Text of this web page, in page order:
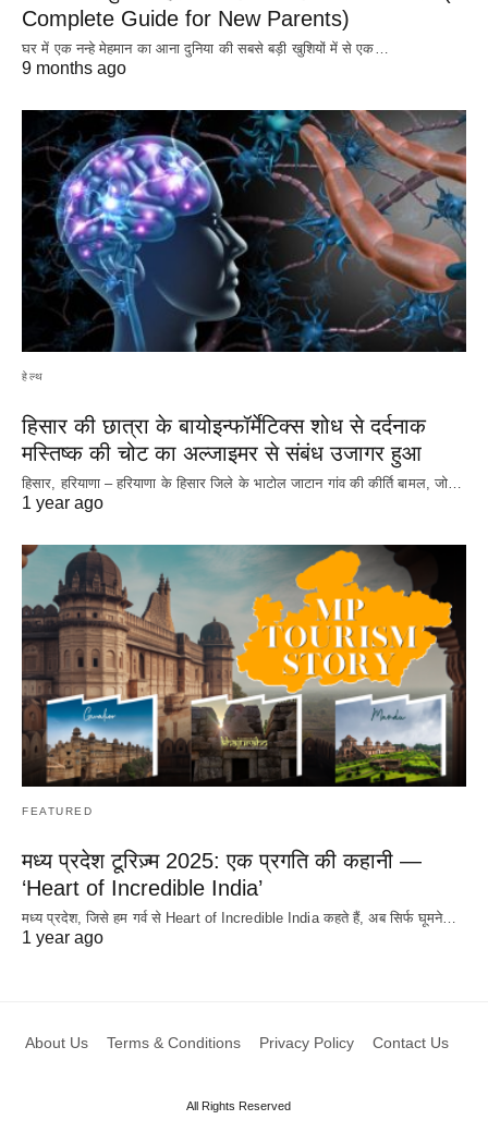
Complete Guide for New Parents)
घर में एक नन्हे मेहमान का आना दुनिया की सबसे बड़ी खुशियों में से एक…
9 months ago
हेल्थ
हिसार की छात्रा के बायोइन्फॉर्मेटिक्स शोध से दर्दनाक
मस्तिष्क की चोट का अल्जाइमर से संबंध उजागर हुआ
हिसार, हरियाणा – हरियाणा के हिसार जिले के भाटोल जाटान गांव की कीर्ति बामल, जो…
1 year ago
FEATURED
मध्य प्रदेश टूरिज़्म 2025: एक प्रगति की कहानी —
‘Heart of Incredible India’
मध्य प्रदेश, जिसे हम गर्व से Heart of Incredible India कहते हैं, अब सिर्फ घूमने…
1 year ago
About Us Terms & Conditions Privacy Policy Contact Us
All Rights Reserved